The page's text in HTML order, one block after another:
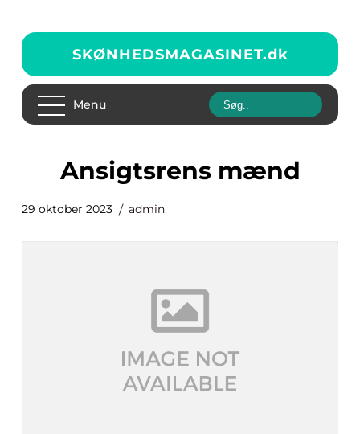
SKØNHEDSMAGASINET.dk
Menu
ansigtsrens mænd
29 oktober 2023 admin